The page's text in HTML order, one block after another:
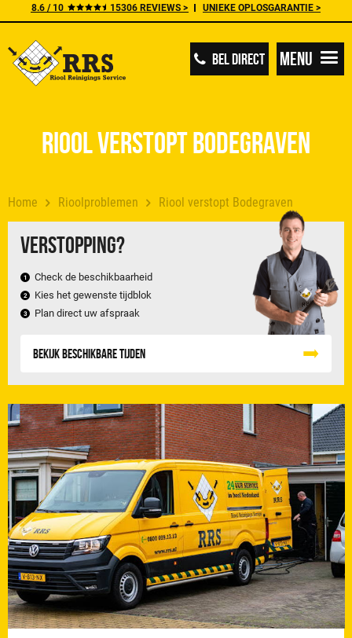
8.6 / 10 15306 REVIEWS > UNIEKE OPLOSGARANTIE >
BEL DIRECT Menu
Home Rioolproblemen Riool verstopt Bodegraven
Verstopping?
Check de beschikbaarheid
Kies het gewenste tijdblok
Plan direct uw afspraak
Bekijk beschikbare tijden
Riool verstopt Bodegraven